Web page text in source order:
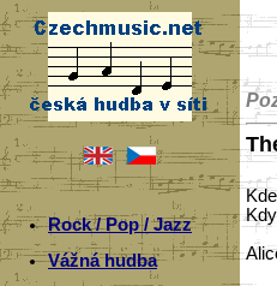
Rock / Pop / Jazz
Vážná hudba